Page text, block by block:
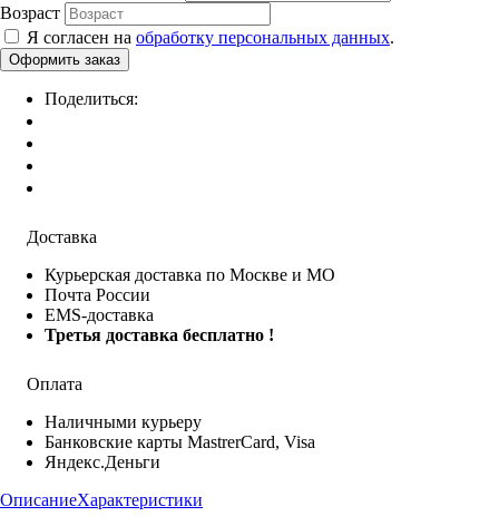
Возраст
Я согласен на обработку персональных данных.
Поделиться:
Доставка
Курьерская доставка по Москве и МО
Почта России
EMS-доставка
Третья доставка бесплатно !
Оплата
Наличными курьеру
Банковские карты MastrerCard, Visa
Яндекс.Деньги
ОписаниеХарактеристики